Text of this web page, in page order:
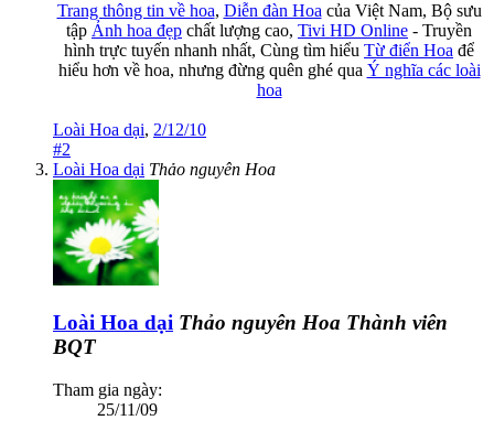
Trang thông tin về hoa, Diễn đàn Hoa của Việt Nam, Bộ sưu
tập Ảnh hoa đẹp chất lượng cao, Tivi HD Online - Truyền
hình trực tuyến nhanh nhất, Cùng tìm hiểu Từ điển Hoa để
hiểu hơn về hoa, nhưng đừng quên ghé qua Ý nghĩa các loài
hoa
Loài Hoa dại, 2/12/10
#2
Loài Hoa dại Thảo nguyên Hoa
Loài Hoa dại Thảo nguyên Hoa Thành viên
BQT
Tham gia ngày:
25/11/09